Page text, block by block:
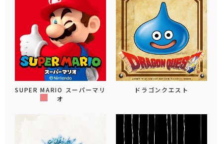
SUPER MARIO スーパーマリ
オ
ドラゴンクエスト